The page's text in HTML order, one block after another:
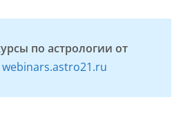
по астрологии от
webinars.astro21.ru